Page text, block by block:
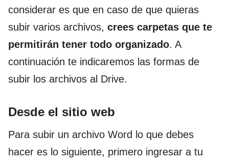
considerar es que en caso de que quieras
subir varios archivos, crees carpetas que te
permitirán tener todo organizado. A
continuación te indicaremos las formas de
subir los archivos al Drive.
Desde el sitio web
Para subir un archivo Word lo que debes
hacer es lo siguiente, primero ingresar a tu